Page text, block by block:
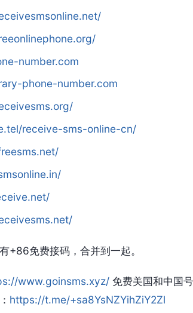
number.com
phone-number.com
receive-sms-online-cn/
+86免费接码，合并到一起。
www.goinsms.xyz/ 免费美国和中国
https://t.me/+sa8YsNZYihZiY2Zl